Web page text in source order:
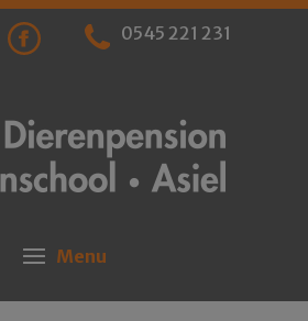
0545 221 231